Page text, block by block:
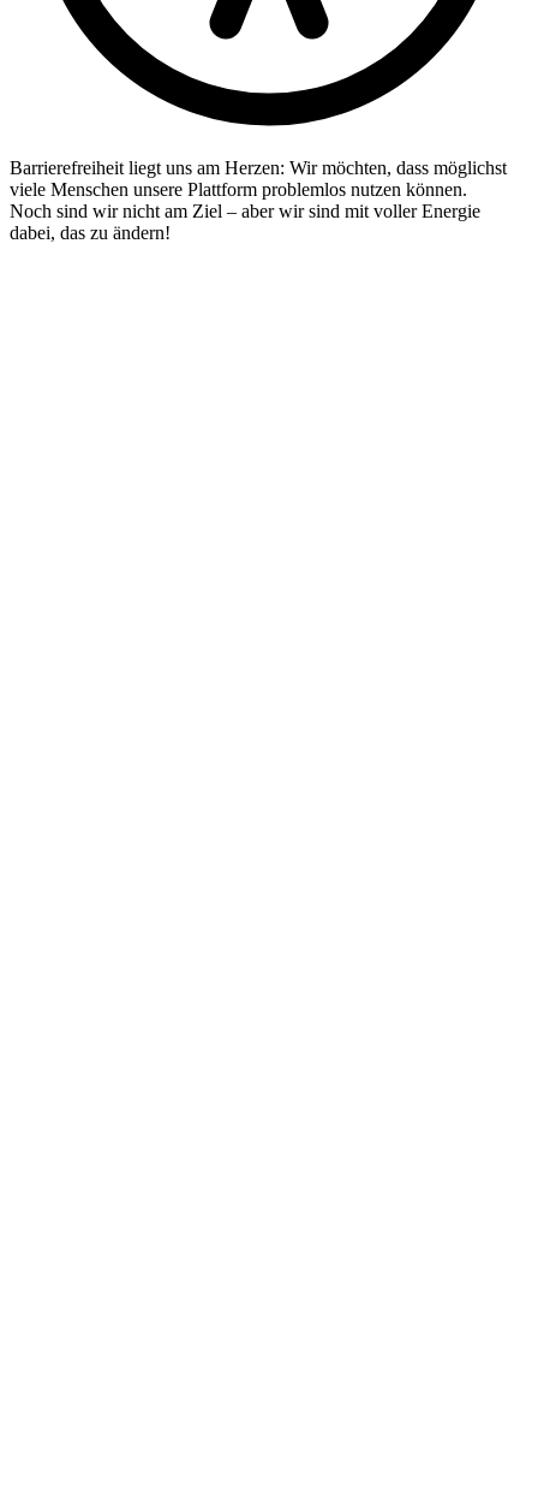
Barrierefreiheit liegt uns am Herzen: Wir möchten, dass möglichst
viele Menschen unsere Plattform problemlos nutzen können.
Noch sind wir nicht am Ziel – aber wir sind mit voller Energie
dabei, das zu ändern!